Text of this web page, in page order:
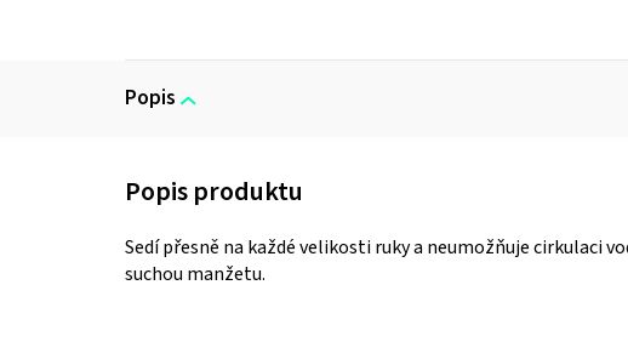
Popis
Sedí přesně na každé velikosti ruky a neumožňuje cirkulaci
suchou manžetu.